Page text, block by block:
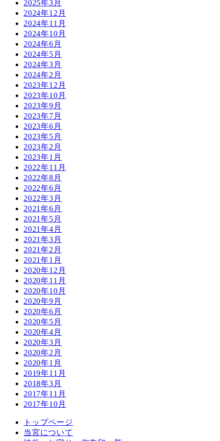
2025年3月
2024年12月
2024年11月
2024年10月
2024年6月
2024年5月
2024年3月
2024年2月
2023年12月
2023年10月
2023年9月
2023年7月
2023年6月
2023年5月
2023年2月
2023年1月
2022年11月
2022年8月
2022年6月
2022年3月
2021年6月
2021年5月
2021年4月
2021年3月
2021年2月
2021年1月
2020年12月
2020年11月
2020年10月
2020年9月
2020年6月
2020年5月
2020年4月
2020年3月
2020年2月
2020年1月
2019年11月
2018年3月
2017年11月
2017年10月
トップページ
当宮について